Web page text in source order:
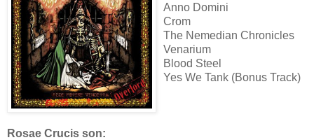
Anno Domini
Crom
The Nemedian Chronicles
Venarium
Blood Steel
Yes We Tank (Bonus Track)
Rosae Crucis son: